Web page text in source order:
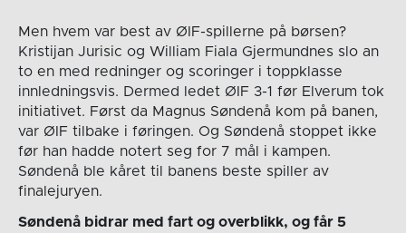
Men hvem var best av ØIF-spillerne på børsen?
Kristijan Jurisic og William Fiala Gjermundnes slo an
to en med redninger og scoringer i toppklasse
innledningsvis. Dermed ledet ØIF 3-1 før Elverum tok
initiativet. Først da Magnus Søndenå kom på banen,
var ØIF tilbake i føringen. Og Søndenå stoppet ikke
før han hadde notert seg for 7 mål i kampen.
Søndenå ble kåret til banens beste spiller av
finalejuryen.
Søndenå bidrar med fart og overblikk, og får 5